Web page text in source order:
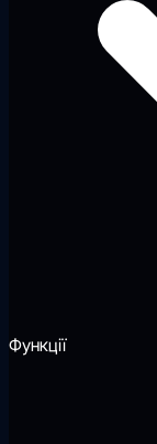
Функції